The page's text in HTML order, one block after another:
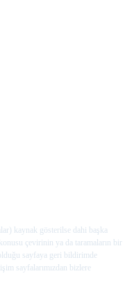
kaynak gösterilse dahi başka
çevirinin ya da taramaların bir
sayfaya geri bildirimde
sayfalarımızdan bizlere